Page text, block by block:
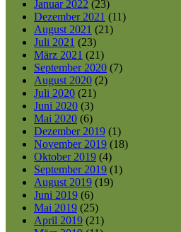
Januar 2022 (23)
Dezember 2021 (11)
August 2021 (21)
Juli 2021 (23)
März 2021 (21)
September 2020 (7)
August 2020 (2)
Juli 2020 (21)
Juni 2020 (3)
Mai 2020 (6)
Dezember 2019 (1)
November 2019 (18)
Oktober 2019 (4)
September 2019 (1)
August 2019 (19)
Juni 2019 (6)
Mai 2019 (25)
April 2019 (21)